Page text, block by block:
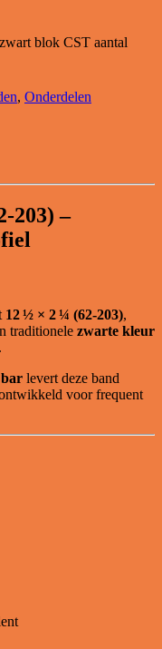
blok CST aantal
, Onderdelen
–
12 ½ × 2 ¼ (62‑203),
traditionele zwarte kleur
bar levert deze band
voor frequent